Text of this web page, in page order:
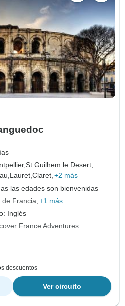
St Guilhem le Desert,
Lauret,Claret, +2 más
las edades son bienvenidas
de Francia +1 más
Inglés
France Adventures
descuentos
Ver circuito